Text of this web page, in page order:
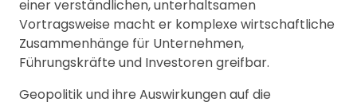
einer verständlichen, unterhaltsamen
Vortragsweise macht er komplexe wirtschaftliche
Zusammenhänge für Unternehmen,
Führungskräfte und Investoren greifbar.
Geopolitik und ihre Auswirkungen auf die